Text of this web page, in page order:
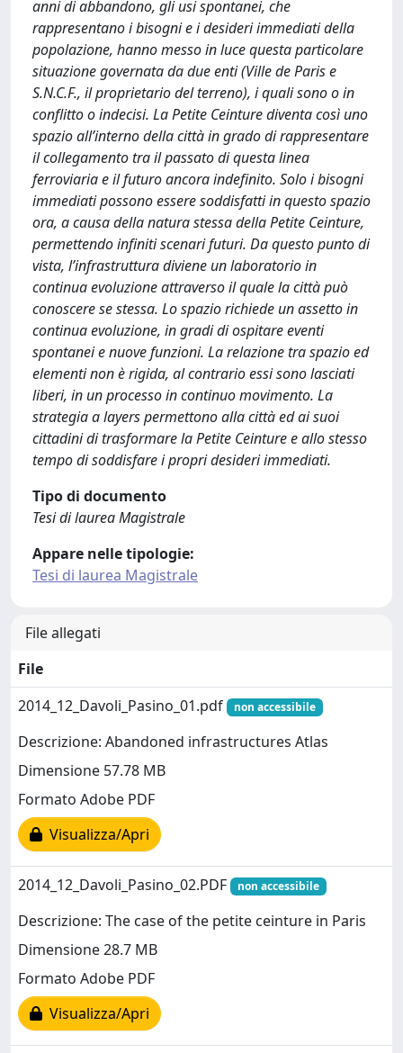
anni di abbandono, gli usi spontanei, che
rappresentano i bisogni e i desideri immediati della
popolazione, hanno messo in luce questa particolare
situazione governata da due enti (Ville de Paris e
S.N.C.F., il proprietario del terreno), i quali sono o in
conflitto o indecisi. La Petite Ceinture diventa così uno
spazio all’interno della città in grado di rappresentare
il collegamento tra il passato di questa linea
ferroviaria e il futuro ancora indefinito. Solo i bisogni
immediati possono essere soddisfatti in questo spazio
ora, a causa della natura stessa della Petite Ceinture,
permettendo infiniti scenari futuri. Da questo punto di
vista, l’infrastruttura diviene un laboratorio in
continua evoluzione attraverso il quale la città può
conoscere se stessa. Lo spazio richiede un assetto in
continua evoluzione, in gradi di ospitare eventi
spontanei e nuove funzioni. La relazione tra spazio ed
elementi non è rigida, al contrario essi sono lasciati
liberi, in un processo in continuo movimento. La
strategia a layers permettono alla città ed ai suoi
cittadini di trasformare la Petite Ceinture e allo stesso
tempo di soddisfare i propri desideri immediati.
Tipo di documento
Tesi di laurea Magistrale
Appare nelle tipologie:
Tesi di laurea Magistrale
File allegati
File
2014_12_Davoli_Pasino_01.pdf
non accessibile
Descrizione: Abandoned infrastructures Atlas
Dimensione 57.78 MB
Formato Adobe PDF
Visualizza/Apri
2014_12_Davoli_Pasino_02.PDF non accessibile
Descrizione: The case of the petite ceinture in Paris
Dimensione 28.7 MB
Formato Adobe PDF
Visualizza/Apri